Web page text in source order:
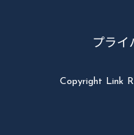
プライ
Copyright Link